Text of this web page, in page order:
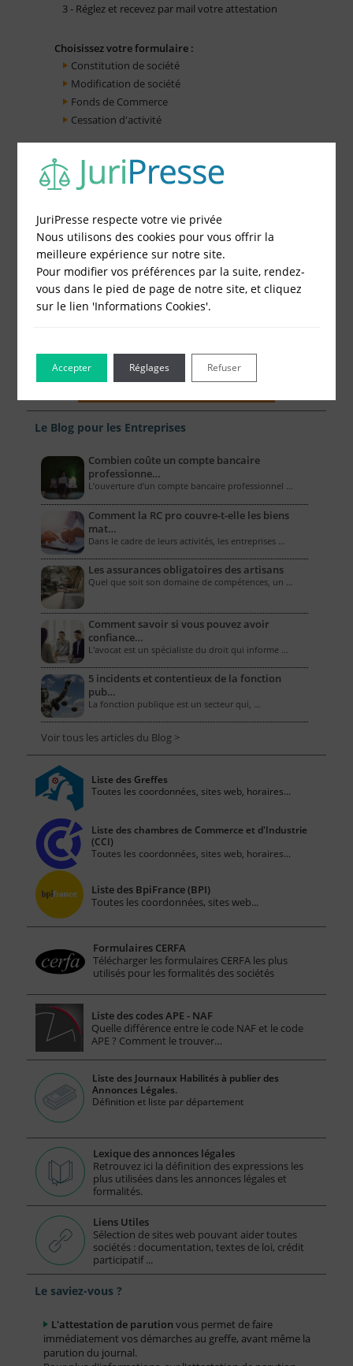
3 - Réglez et recevez par mail votre attestation
Choisissez votre formulaire :
Constitution de société
Modification de société
Fonds de Commerce
Cessation d'activité
Le Blog pour les Entreprises
Combien coûte un compte bancaire
professionne…
L’ouverture d’un compte bancaire professionnel …
Comment la RC pro couvre-t-elle les biens
mat…
Dans le cadre de leurs activités, les entreprises …
Les assurances obligatoires des artisans
Quel que soit son domaine de compétences, un …
Comment savoir si vous pouvez avoir
confiance…
L'avocat est un spécialiste du droit qui informe …
5 incidents et contentieux de la fonction
pub…
La fonction publique est un secteur qui, …
Voir tous les articles du Blog >
Liste des Greffes
Toutes les coordonnées, sites web, horaires...
Liste des chambres de Commerce et d'Industrie
(CCI)
Toutes les coordonnées, sites web, horaires...
Liste des BpiFrance (BPI)
Toutes les coordonnées, sites web...
Formulaires CERFA
Télécharger les formulaires CERFA les plus
utilisés pour les formalités des sociétés
Liste des codes APE - NAF
Quelle différence entre le code NAF et le code
APE ? Comment le trouver…
Liste des Journaux Habilités à publier des
Annonces Légales.
Définition et liste par département
Lexique des annonces légales
Retrouvez ici la définition des expressions les
plus utilisées dans les annonces légales et
formalités.
Liens Utiles
Sélection de sites web pouvant aider toutes
sociétés : documentation, textes de loi, crédit
participatif ...
Le saviez-vous ?
L'attestation de parution vous permet de faire
immédiatement vos démarches au greffe, avant même la
parution du journal.
JuriPresse respecte votre vie privée
Nous utilisons des cookies pour vous offrir la
meilleure expérience sur notre site.
Pour modifier vos préférences par la suite, rendez-
vous dans le pied de page de notre site, et cliquez
sur le lien 'Informations Cookies'.
Accepter Refuser
Réglages